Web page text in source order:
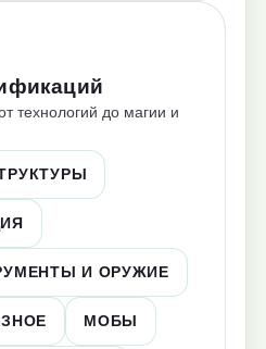
технологий до магии и
И ОРУЖИЕ
МОБЫ